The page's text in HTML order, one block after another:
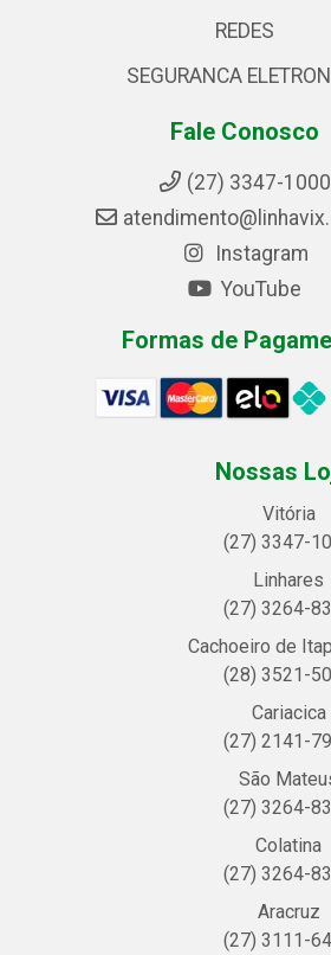
REDES
SEGURANCA
Fale Conosco
(27) 3347-1000
Instagram
YouTube
Formas de
Nossas
Vitória
(27) 3347-
Linhares
(27) 3264-
Cachoeiro de
(28) 3521-
Cariacica
(27) 2141-
São
(27) 3264-
Colatina
(27) 3264-
Aracruz
(27) 3111-